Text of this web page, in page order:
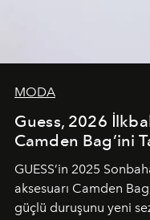
MODA
Guess, 2026
Camden Bag’ini
GUESS’in 2025
aksesuarı Camden
güçlü duruşunu yeni